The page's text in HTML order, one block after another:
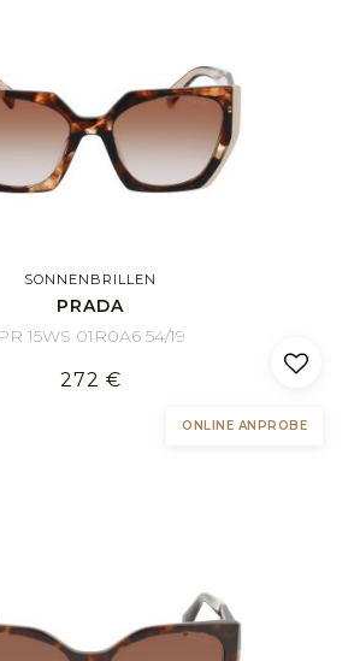
SONNENBRILLEN
PRADA
PR 15WS 01R0A6 54/19
272 €
ONLINE ANPROBE